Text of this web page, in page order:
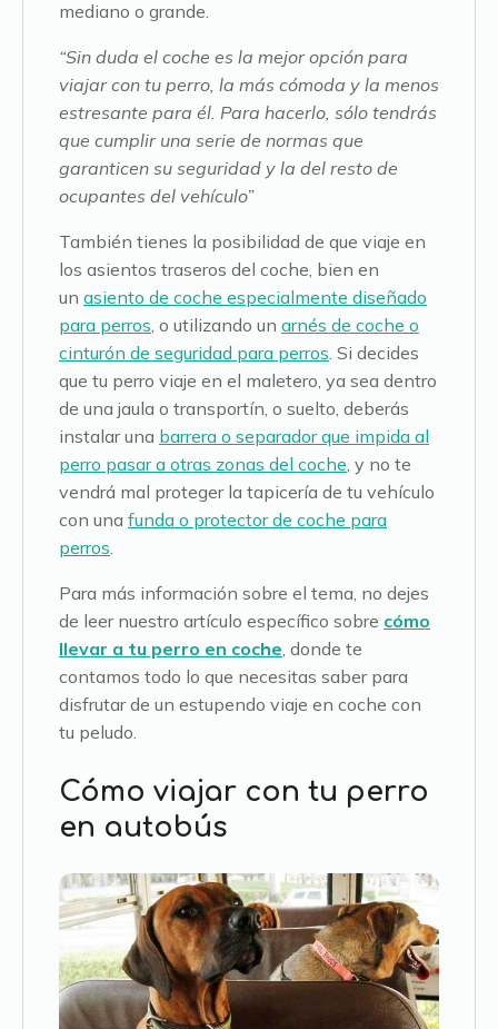
mediano o grande.
“Sin duda el coche es la mejor opción para
viajar con tu perro, la más cómoda y la menos
estresante para él. Para hacerlo, sólo tendrás
que cumplir una serie de normas que
garanticen su seguridad y la del resto de
ocupantes del vehículo”
También tienes la posibilidad de que viaje en
los asientos traseros del coche, bien en
un asiento de coche especialmente diseñado
para perros , o utilizando un arnés de coche o
cinturón de seguridad para perros . Si decides
que tu perro viaje en el maletero, ya sea dentro
de una jaula o transportín, o suelto, deberás
instalar una barrera o separador que impida al
perro pasar a otras zonas del coche , y no te
vendrá mal proteger la tapicería de tu vehículo
con una funda o protector de coche para
perros
Para más información sobre el tema, no dejes
de leer nuestro artículo específico sobre cómo
llevar a tu perro en coche , donde te
contamos todo lo que necesitas saber para
disfrutar de un estupendo viaje en coche con
tu peludo.
Cómo viajar con tu perro
en autobús